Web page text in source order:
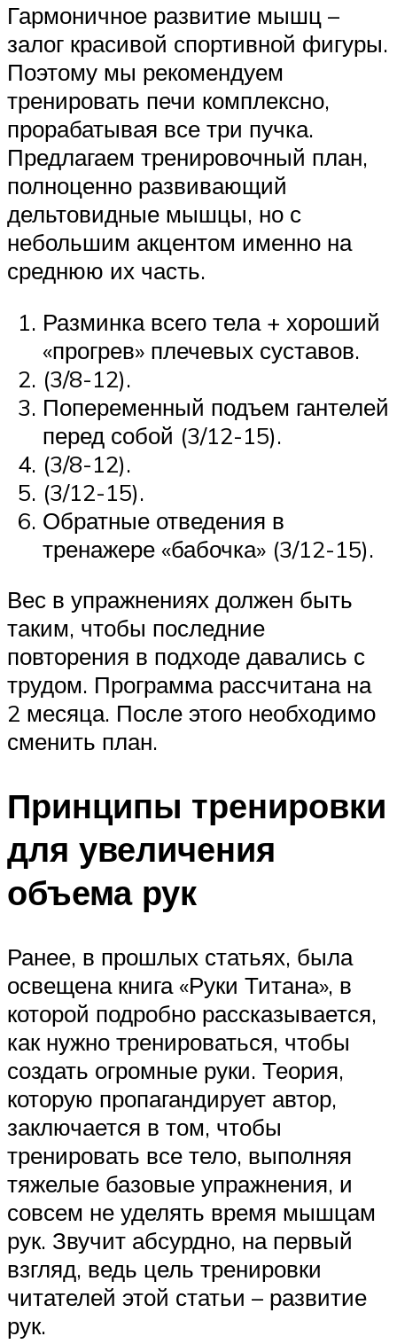
Гармоничное развитие мышц –
залог красивой спортивной фигуры.
Поэтому мы рекомендуем
тренировать печи комплексно,
прорабатывая все три пучка.
Предлагаем тренировочный план,
полноценно развивающий
дельтовидные мышцы, но с
небольшим акцентом именно на
среднюю их часть.
Разминка всего тела + хороший
«прогрев» плечевых суставов.
(3/8-12).
Попеременный подъем гантелей
перед собой (3/12-15).
(3/8-12).
(3/12-15).
Обратные отведения в
тренажере «бабочка» (3/12-15).
Вес в упражнениях должен быть
таким, чтобы последние
повторения в подходе давались с
трудом. Программа рассчитана на
2 месяца. После этого необходимо
сменить план.
Принципы тренировки
для увеличения
объема рук
Ранее, в прошлых статьях, была
освещена книга «Руки Титана», в
которой подробно рассказывается,
как нужно тренироваться, чтобы
создать огромные руки. Теория,
которую пропагандирует автор,
заключается в том, чтобы
тренировать все тело, выполняя
тяжелые базовые упражнения, и
совсем не уделять время мышцам
рук. Звучит абсурдно, на первый
взгляд, ведь цель тренировки
читателей этой статьи – развитие
рук.